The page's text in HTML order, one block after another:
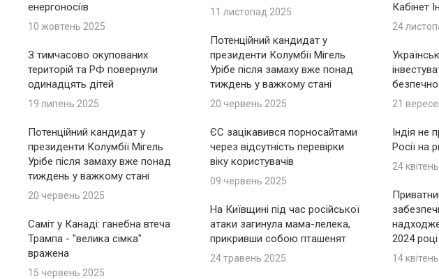
енергоносіїв
10 жовтень 2025
З тимчасово окупованих
територій та РФ повернули
одинадцять дітей
19 липень 2025
Потенційний кандидат у
президенти Колумбії Мігель
Урібе після замаху вже понад
тиждень у важкому стані
20 червень 2025
Саміт у Канаді: ганебна втеча
Трампа - "велика сімка"
вражена
15 червень 2025
11 листопад 2025
Потенційний кандидат у
президенти Колумбії Мігель
Урібе після замаху вже понад
тиждень у важкому стані
20 червень 2025
ЄС зацікавився порносайтами
через відсутність перевірки
віку користувачів
09 червень 2025
На Київщині під час російської
атаки загинула мама-лелека,
прикривши собою пташенят
24 травень 2025
Кабінет
24
безпечно
21
Індія не
Росії на
24
2024 році
14